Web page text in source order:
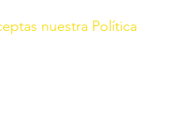
nuestra Política